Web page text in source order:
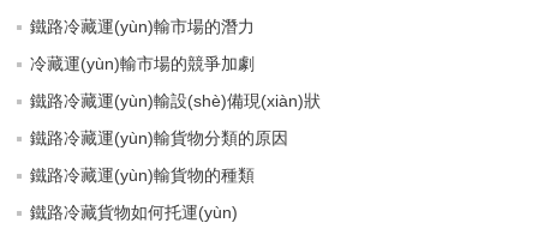
鐵路冷藏運(yùn)輸市場的潛力
冷藏運(yùn)輸市場的競爭加劇
鐵路冷藏運(yùn)輸設(shè)備現(xiàn)狀
鐵路冷藏運(yùn)輸貨物分類的原因
鐵路冷藏運(yùn)輸貨物的種類
鐵路冷藏貨物如何托運(yùn)